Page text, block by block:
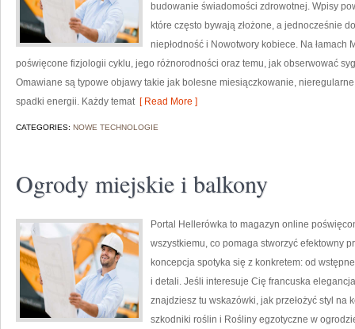
budowanie świadomości zdrowotnej. Wpisy
które często bywają złożone, a jednocześnie
niepłodność i Nowotwory kobiece. Na łamach
poświęcone fizjologii cyklu, jego różnorodności oraz temu, jak obserwować
Omawiane są typowe objawy takie jak bolesne miesiączkowanie,
spadki energii. Każdy temat[ Read More ]
CATEGORIES: NOWE TECHNOLOGIE
Ogrody miejskie i balkony
Portal Hellerówka to magazyn online
wszystkiemu, co pomaga stworzyć efektowny
koncepcja spotyka się z konkretem: od
i detali. Jeśli interesuje Cię francuska
znajdziesz tu wskazówki, jak przełożyć styl na
szkodniki roślin i Rośliny egzotyczne w